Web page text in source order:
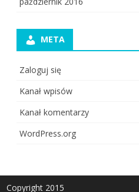
META
Zaloguj się
Kanał wpisów
Kanał komentarzy
WordPress.org
Copyright 2015